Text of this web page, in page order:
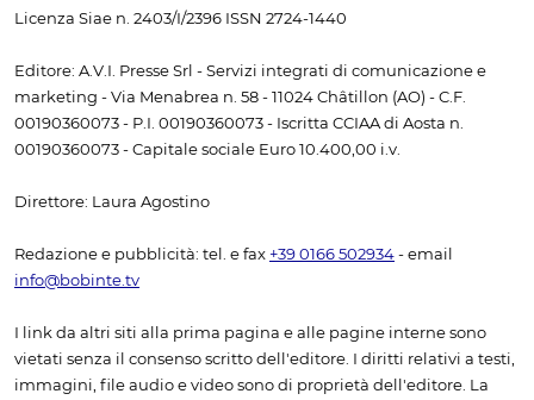
Licenza Siae n. 2403/I/2396 ISSN 2724-1440
Editore: A.V.I. Presse Srl - Servizi integrati di comunicazione e
marketing - Via Menabrea n. 58 - 11024 Châtillon (AO) - C.F.
00190360073 - P.I. 00190360073 - Iscritta CCIAA di Aosta n.
00190360073 - Capitale sociale Euro 10.400,00 i.v.
Direttore: Laura Agostino
Redazione e pubblicità: tel. e fax +39 0166 502934 - email
info@bobinte.tv
I link da altri siti alla prima pagina e alle pagine interne sono
vietati senza il consenso scritto dell'editore. I diritti relativi a testi,
immagini, file audio e video sono di proprietà dell'editore. La